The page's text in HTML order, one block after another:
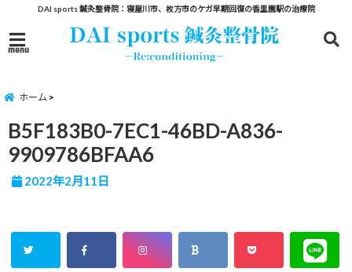
DAI sports 鍼灸整骨院：寝屋川市、枚方市のケガ早期回復の香里園駅の治療院
menu
ホーム
B5F183B0-7EC1-46BD-A836-
9909786BFAA6
2022年2月11日